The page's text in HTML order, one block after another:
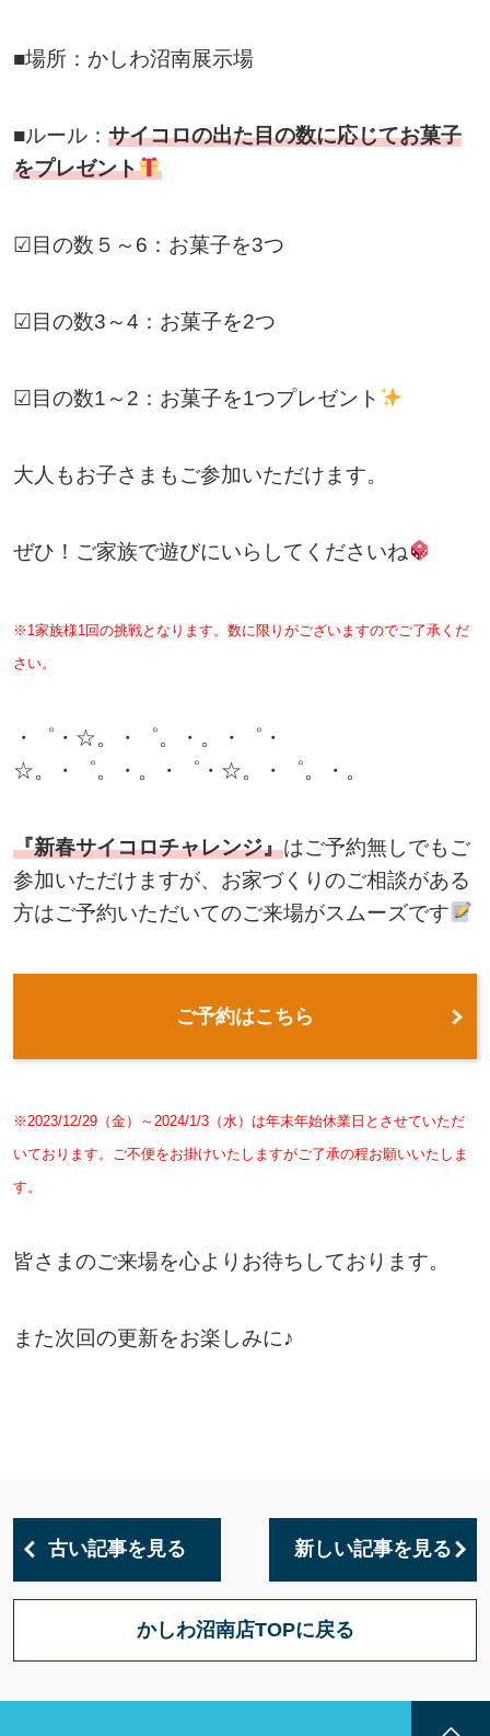
■場所：かしわ沼南展示場
■ルール： サイコロの出た目の数に応じてお菓子
をプレゼント
☑目の数５～6：お菓子を3つ
☑目の数3～4：お菓子を2つ
☑目の数1～2：お菓子を1つプレゼント
大人もお子さまもご参加いただけます。
ぜひ！ご家族で遊びにいらしてくださいね
※1家族様1回の挑戦となります。数に限りがございますのでご了承くだ
さい。
・゜・☆。・゜。・。・゜・
☆。・゜。・。・゜・☆。・゜。・。
『新春サイコロチャレンジ』はご予約無しでもご
参加いただけますが、お家づくりのご相談がある
方はご予約いただいてのご来場がスムーズです
ご予約はこちら
※2023/12/29（金）～2024/1/3（水）は年末年始休業日とさせていただ
いております。ご不便をお掛けいたしますがご了承の程お願いいたしま
す。
皆さまのご来場を心よりお待ちしております。
また次回の更新をお楽しみに♪
古い記事を見る 新しい記事を見る
かしわ沼南店TOPに戻る